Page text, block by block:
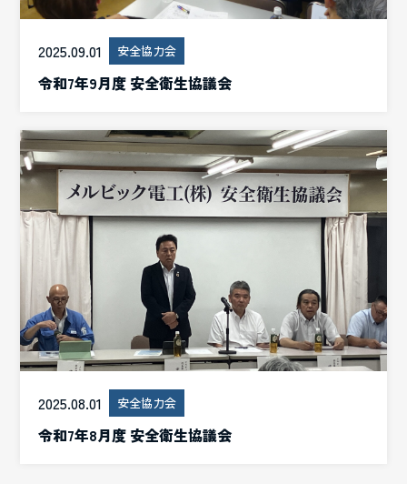
2025.09.01 安全協力会
令和7年9月度 安全衛生協議会
2025.08.01 安全協力会
令和7年8月度 安全衛生協議会